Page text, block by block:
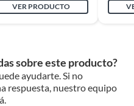
VER PRODUCTO
sobre este producto?
ayudarte. Si no
respuesta, nuestro equipo